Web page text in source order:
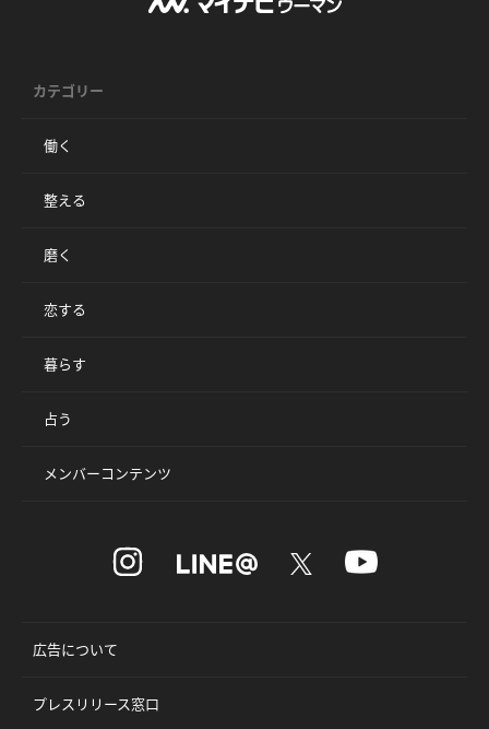
カテゴリー
働く
整える
磨く
恋する
暮らす
占う
メンバーコンテンツ
広告について
プレスリリース窓口